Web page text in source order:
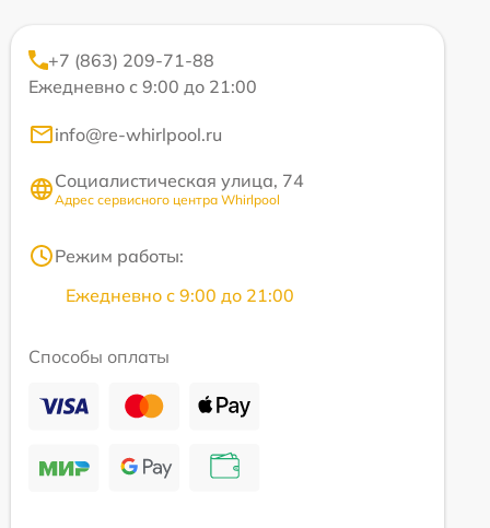
+7 (863) 209-71-88
Ежедневно с 9:00 до 21:00
info@re-whirlpool.ru
Социалистическая улица, 74
Адрес сервисного центра Whirlpool
Режим работы:
Ежедневно с 9:00 до 21:00
Способы оплаты